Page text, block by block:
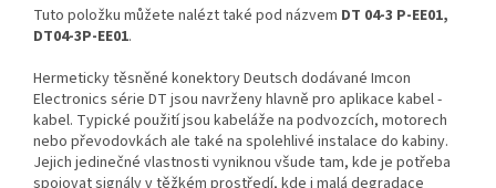
Tuto položku můžete nalézt také pod názvem DT 04-3 P-EE01,
DT04-3P-EE01.
Hermeticky těsněné konektory Deutsch dodávané Imcon
Electronics série DT jsou navrženy hlavně pro aplikace kabel -
kabel. Typické použití jsou kabeláže na podvozcích, motorech
nebo převodovkách ale také na spolehlivé instalace do kabiny.
Jejich jedinečné vlastnosti vyniknou všude tam, kde je potřeba
spojovat signály v těžkém prostředí, kde i malá degradace